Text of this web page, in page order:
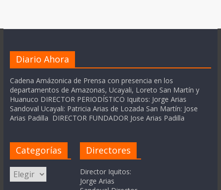
Diario Ahora
Cadena Amázonica de Prensa con presencia en los
departamentos de Amazonas, Ucayali, Loreto San Martín y
Huanuco DIRECTOR PERIODÍSTICO Iquitos: Jorge Arias
Sandoval Ucayali: Patricia Arias de Lozada San Martín: Jose
Arias Padilla DIRECTOR FUNDADOR Jose Arias Padilla
Categorías
Categorías
Directores
Director Iquitos:
Jorge Arias